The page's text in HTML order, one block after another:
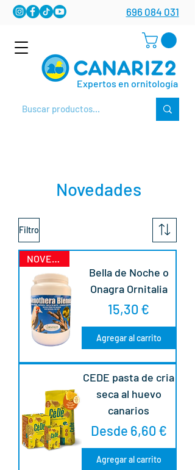
Expertos en ornitología
696 084 031
Novedades
Filtro
NOVEDAD
Bella de Noche o
Onagra Ornitalia
Precio
15,30 €
Agregar al carrito
CEDE pasta de cria
seca al huevo
canarios
Desde 6,60 €
Precio de oferta
Agregar al carrito